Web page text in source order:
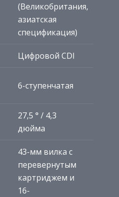
(Великобритания,
азиатская
спецификация)
Цифровой CDI
6-ступенчатая
27,5 ° / 4,3
дюйма
43-мм вилка с
перевернутым
картриджем и
16-